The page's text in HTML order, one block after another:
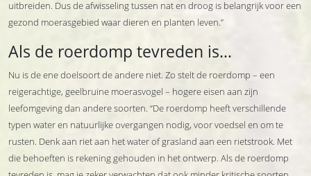
uitbreiden. Dus de afwisseling tussen nat en droog is belangrijk voor een
gezond moerasgebied waar dieren en planten leven.”
Als de roerdomp tevreden is…
Nu is de ene doelsoort de andere niet. Zo stelt de roerdomp – een
reigerachtige, geelbruine moerasvogel – hogere eisen aan zijn
leefomgeving dan andere soorten. “De roerdomp heeft verschillende
typen water en natuurlijke overgangen nodig, voor voedsel en om te
rusten. Denk aan riet aan het water of grasland aan een rietstrook. Met
die behoeften is rekening gehouden in het ontwerp. Als de roerdomp